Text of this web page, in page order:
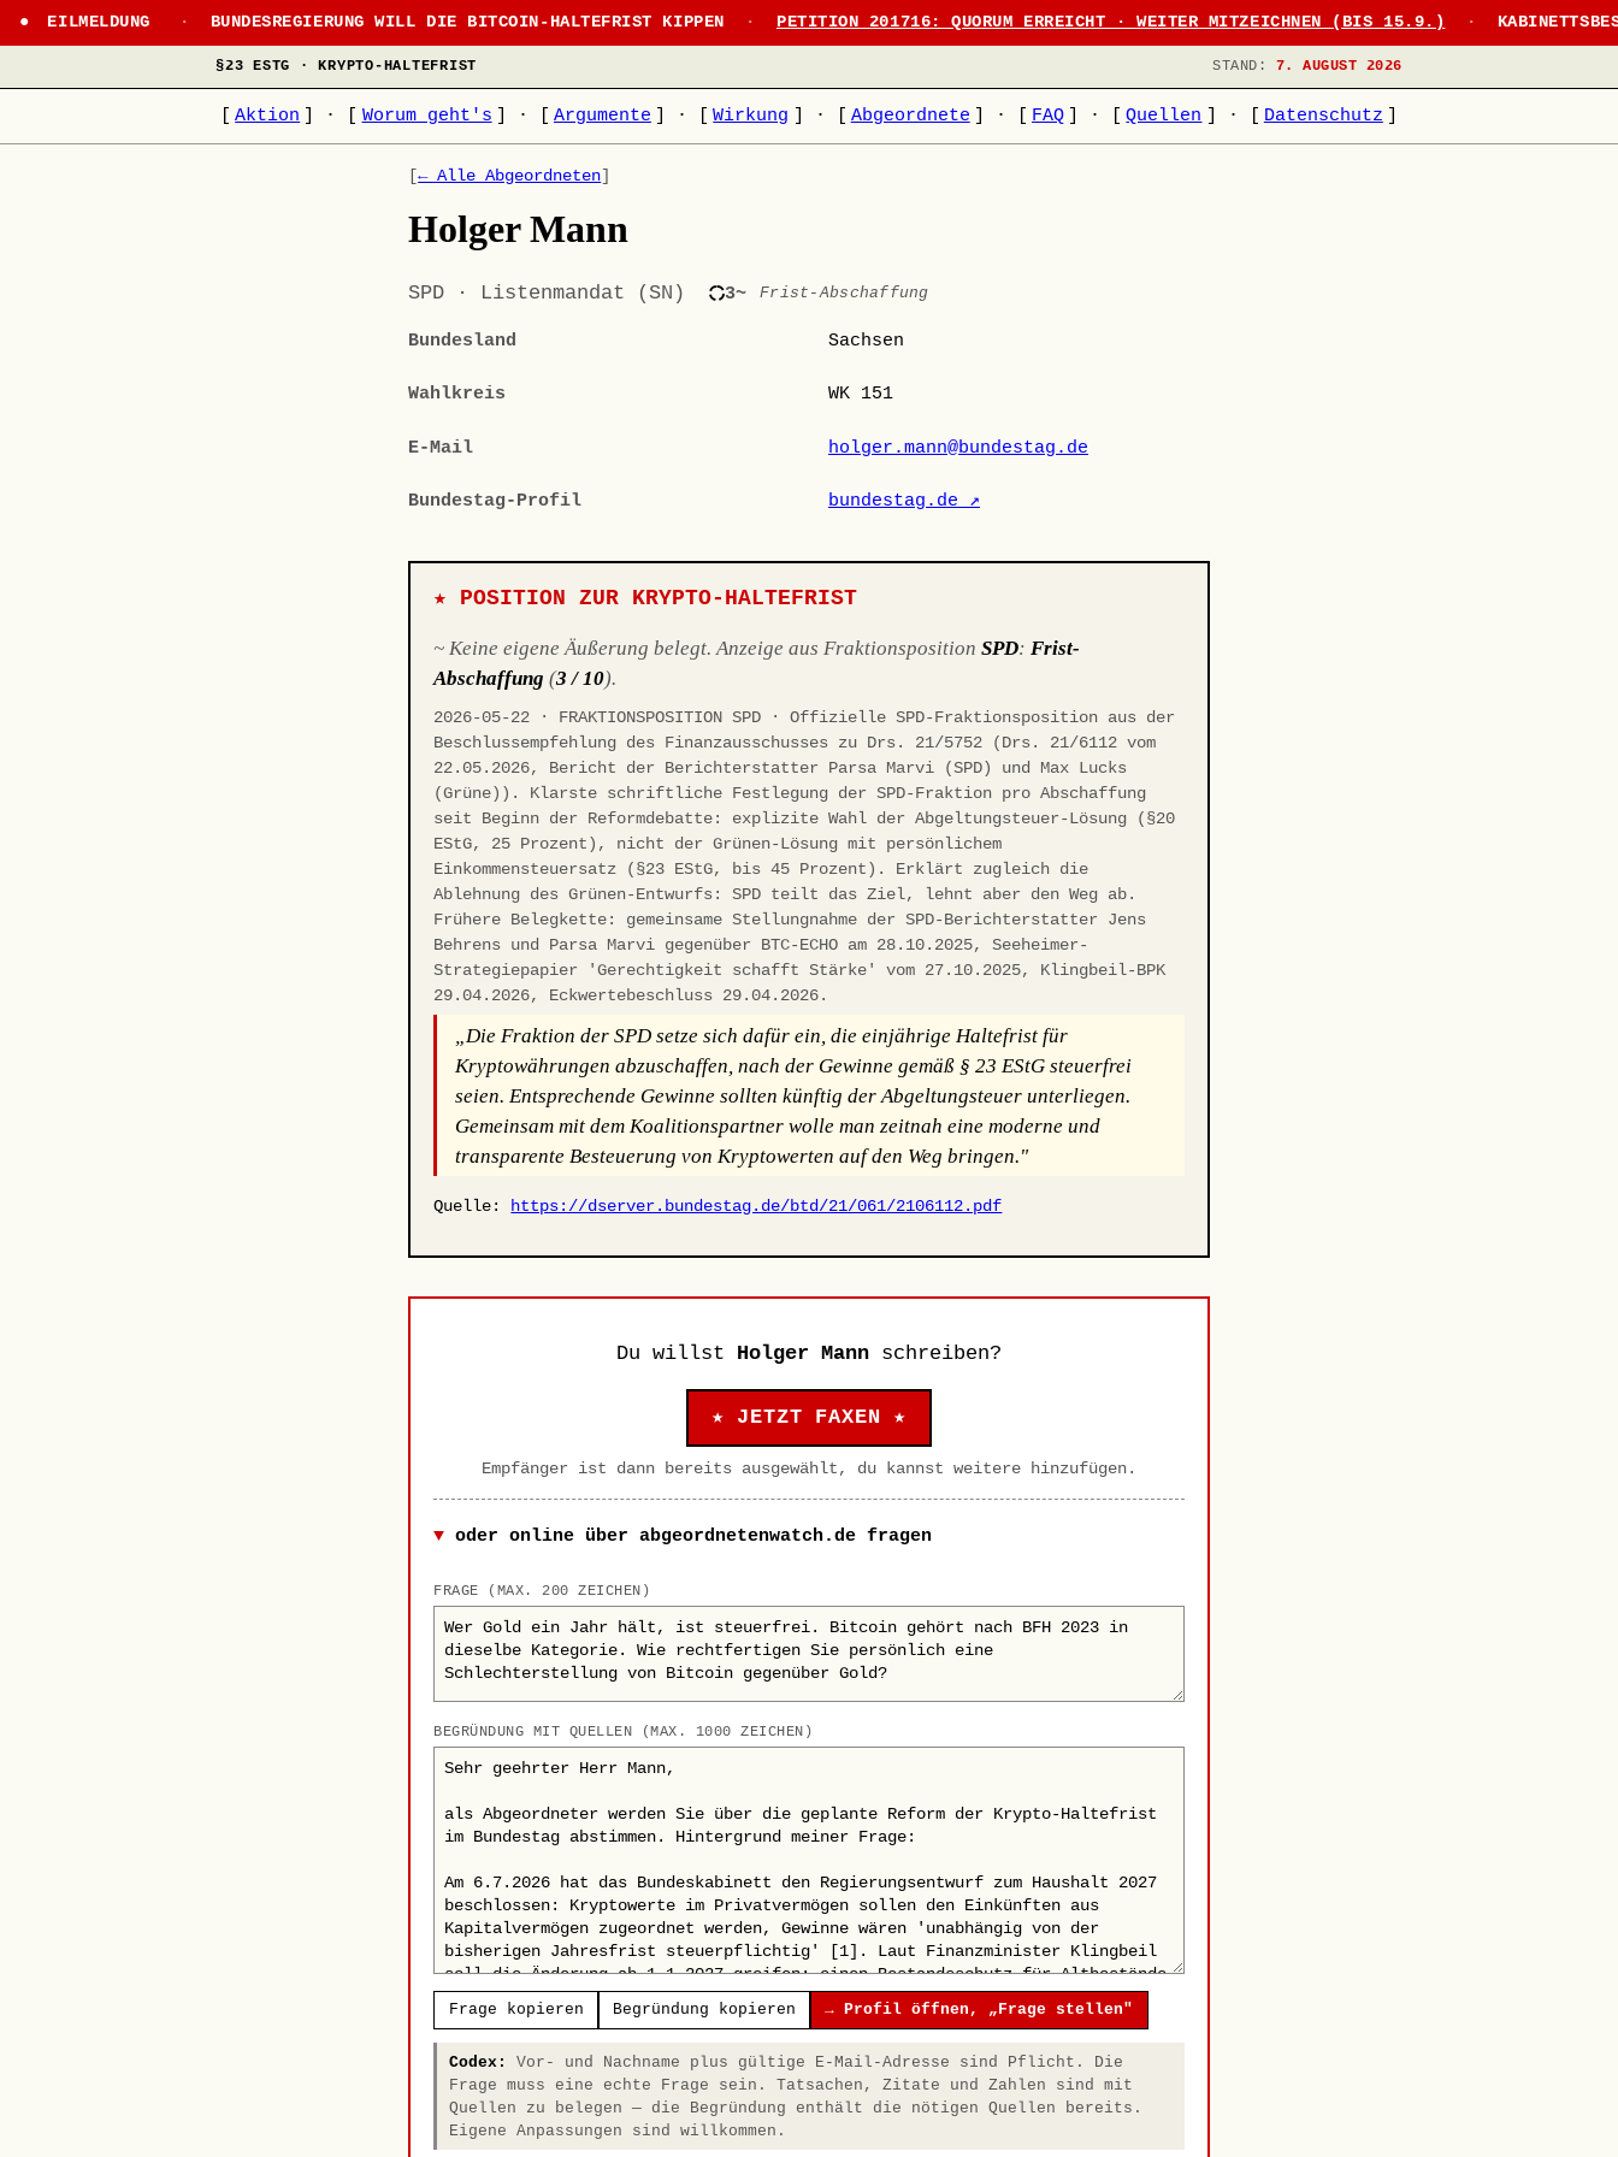
EILMELDUNG · BUNDESREGIERUNG WILL DIE BITCOIN-HALTEFRIST KIPPEN · PETITION 201716: QUORUM ERREICHT · WEITER MITZEICHNEN (BIS 15.9.) ·
§23 ESTG · KRYPTO-HALTEFRIST STAND: 7. AUGUST 2026
Aktion · Worum geht's · Argumente · Wirkung · Abgeordnete · FAQ · Quellen · Datenschutz
[← Alle Abgeordneten]
Holger Mann
SPD · Listenmandat (SN) 3~ Frist-Abschaffung
Bundesland Sachsen
Wahlkreis WK 151
E-Mail holger.mann@bundestag.de
Bundestag-Profil bundestag.de ↗
★ POSITION ZUR KRYPTO-HALTEFRIST
~ Keine eigene Äußerung belegt. Anzeige aus FraktionspositionSPD:Frist-
Abschaffung (3 / 10).
2026-05-22 · FRAKTIONSPOSITION SPD · Offizielle SPD-Fraktionsposition aus der
Beschlussempfehlung des Finanzausschusses zu Drs. 21/5752 (Drs. 21/6112 vom
22.05.2026, Bericht der Berichterstatter Parsa Marvi (SPD) und Max Lucks
(Grüne)). Klarste schriftliche Festlegung der SPD-Fraktion pro Abschaffung
seit Beginn der Reformdebatte: explizite Wahl der Abgeltungsteuer-Lösung (§20
EStG, 25 Prozent), nicht der Grünen-Lösung mit persönlichem
Einkommensteuersatz (§23 EStG, bis 45 Prozent). Erklärt zugleich die
Ablehnung des Grünen-Entwurfs: SPD teilt das Ziel, lehnt aber den Weg ab.
Frühere Belegkette: gemeinsame Stellungnahme der SPD-Berichterstatter Jens
Behrens und Parsa Marvi gegenüber BTC-ECHO am 28.10.2025, Seeheimer-
Strategiepapier 'Gerechtigkeit schafft Stärke' vom 27.10.2025, Klingbeil-BPK
29.04.2026, Eckwertebeschluss 29.04.2026.
„Die Fraktion der SPD setze sich dafür ein, die einjährige Haltefrist für
Kryptowährungen abzuschaffen, nach der Gewinne gemäß § 23 EStG steuerfrei
seien. Entsprechende Gewinne sollten künftig der Abgeltungsteuer unterliegen.
Gemeinsam mit dem Koalitionspartner wolle man zeitnah eine moderne und
transparente Besteuerung von Kryptowerten auf den Weg bringen."
Quelle: https://dserver.bundestag.de/btd/21/061/2106112.pdf
Du willst Holger Mann schreiben?
★ JETZT FAXEN ★
Empfänger ist dann bereits ausgewählt, du kannst weitere hinzufügen.
oder online über abgeordnetenwatch.de fragen
FRAGE (MAX. 200 ZEICHEN)
BEGRÜNDUNG MIT QUELLEN (MAX. 1000 ZEICHEN)
Frage kopieren Begründung kopieren → Profil öffnen, „Frage stellen"
Codex:
Vor- und Nachname plus gültige E-Mail-Adresse sind Pflicht. Die
Frage muss eine echte Frage sein. Tatsachen, Zitate und Zahlen sind mit
Quellen zu belegen — die Begründung enthält die nötigen Quellen bereits.
Eigene Anpassungen sind willkommen.